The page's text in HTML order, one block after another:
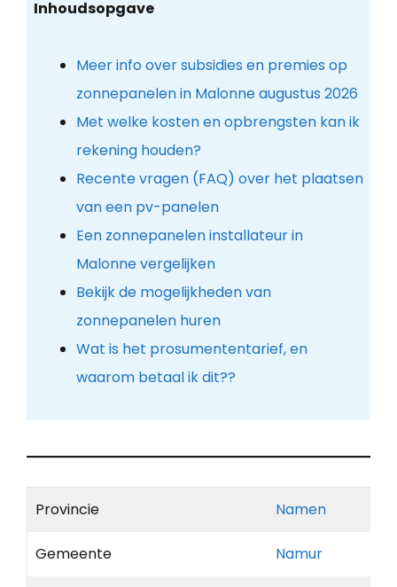
Inhoudsopgave
Meer info over subsidies en premies op
zonnepanelen in Malonne augustus 2026
Met welke kosten en opbrengsten kan ik
rekening houden?
Recente vragen (FAQ) over het plaatsen
van een pv-panelen
Een zonnepanelen installateur in
Malonne vergelijken
Bekijk de mogelijkheden van
zonnepanelen huren
Wat is het prosumententarief, en
waarom betaal ik dit??
Provincie Namen
Gemeente Namur